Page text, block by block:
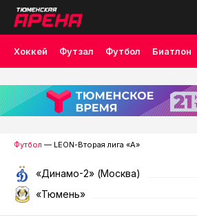
Хоккей Футзал Футбол Биатлон
Лыжные гонки Волейбол Плавание
Скалолазание Велоспорт Бокс
Футбол — LEON-Вторая лига «А»
«Динамо-2» (Москва)
«Тюмень»